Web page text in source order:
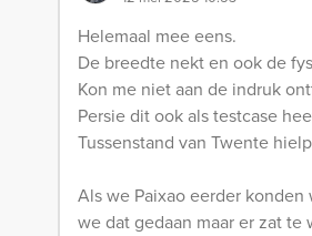
Helemaal mee eens.
De breedte nekt en ook de
Kon me niet aan de indruk
Persie dit ook als testcase
Tussenstand van Twente
Als we Paixao eerder konden
we dat gedaan maar er zat te